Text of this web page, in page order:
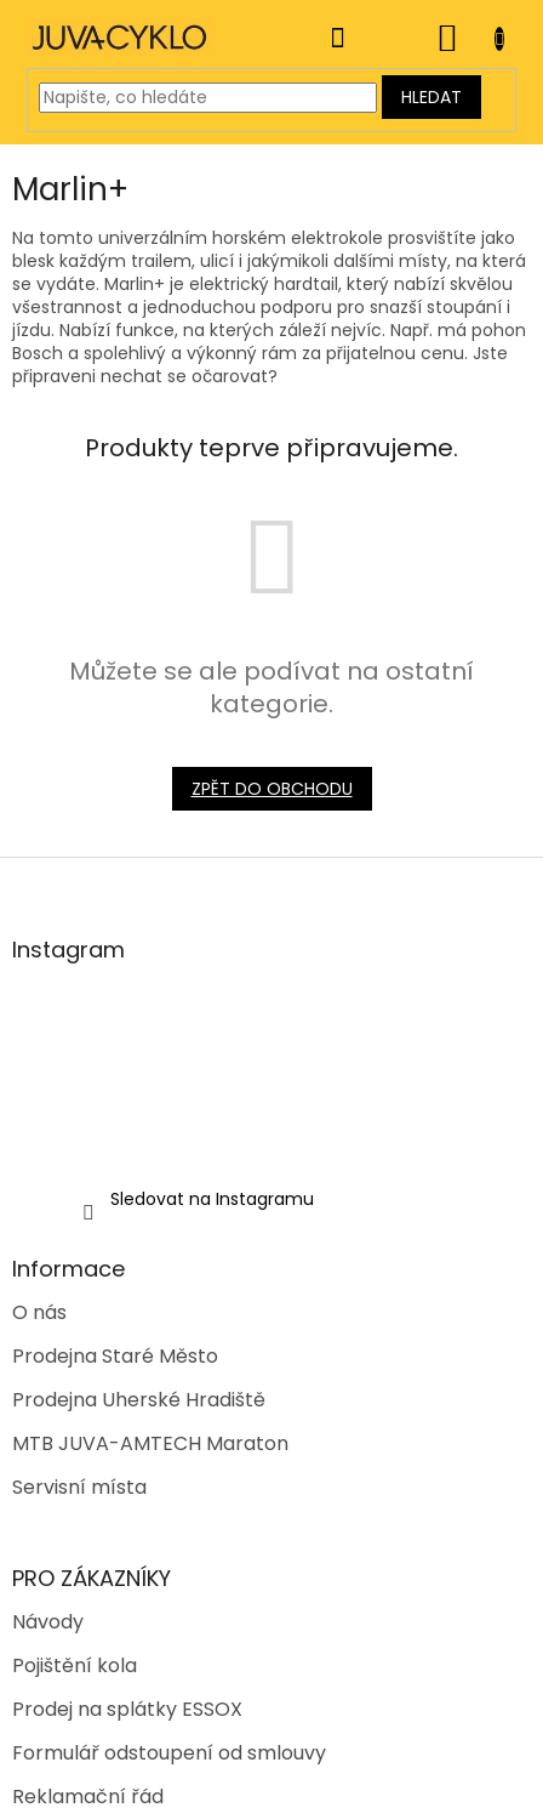
obsah
HLEDAT
KOŠÍK
Marlin+
Na tomto univerzálním horském elektrokole prosvištíte jako
blesk každým trailem, ulicí i jakýmikoli dalšími místy, na která
se vydáte. Marlin+ je elektrický hardtail, který nabízí skvělou
všestrannost a jednoduchou podporu pro snazší stoupání i
jízdu. Nabízí funkce, na kterých záleží nejvíc. Např. má pohon
Bosch a spolehlivý a výkonný rám za přijatelnou cenu. Jste
připraveni nechat se očarovat?
Produkty teprve připravujeme.
Můžete se ale podívat na ostatní
kategorie.
ZPĚT DO OBCHODU
Z
aInstagram
Sledovat na Instagramu
Informace
O nás
Prodejna Staré Město
Prodejna Uherské Hradiště
MTB JUVA-AMTECH Maraton
Servisní místa
PRO ZÁKAZNÍKY
Návody
Pojištění kola
Prodej na splátky ESSOX
Formulář odstoupení od smlouvy
Reklamační řád